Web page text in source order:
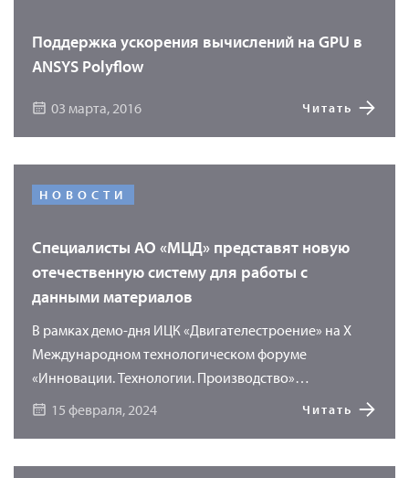
Поддержка ускорения вычислений на GPU в
ANSYS Polyflow
03 марта, 2016 Читать
НОВОСТИ
Специалисты АО «МЦД» представят новую
отечественную систему для работы с
данными материалов
В рамках демо-дня ИЦК «Двигателестроение» на X
Международном технологическом форуме
«Инновации. Технологии. Производство»
специалисты компании «Моделирование и
15 февраля, 2024 Читать